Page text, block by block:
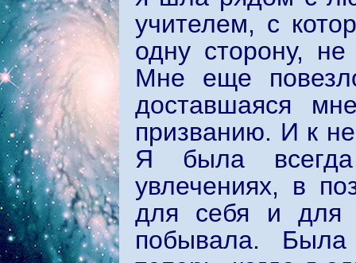
учителем, с
одну сторону,
Мне еще
доставшаяся
призванию. И к
Я была
увлечениях, в
для себя и для
побывала.